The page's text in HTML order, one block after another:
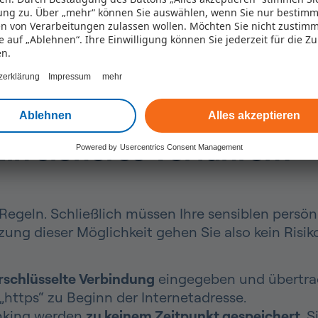
zu. Über „mehr“ können Sie auswählen, wenn Sie nur
von Verarbeitungen zulassen wollen. Möchten Sie nicht
auf „Ablehnen“. Ihre Einwilligung können Sie jederzeit für die
Impressum mehr
Ablehnen Alles akzeptieren
Powered by Usercentrics Consent Management
über Ihre Kreditanfrage
sicheres Verfahren?
Schließlich müssen Ihre sensiblen
dieser Möglichkeit gehen Sie also kein
Verbindung eingegeben und
zu Beginn der Internetadresse.